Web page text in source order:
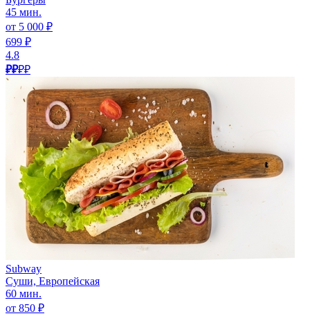
45 мин.
от 5 000 ₽
699 ₽
4.8
₽₽₽₽
Subway
Суши, Европейская
60 мин.
от 850 ₽